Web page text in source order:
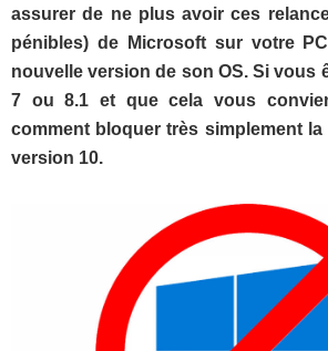
assurer de ne plus avoir ces
pénibles) de Microsoft sur votre
nouvelle version de son OS. Si vous
7 ou 8.1 et que cela vous
comment bloquer très simplement
version 10.